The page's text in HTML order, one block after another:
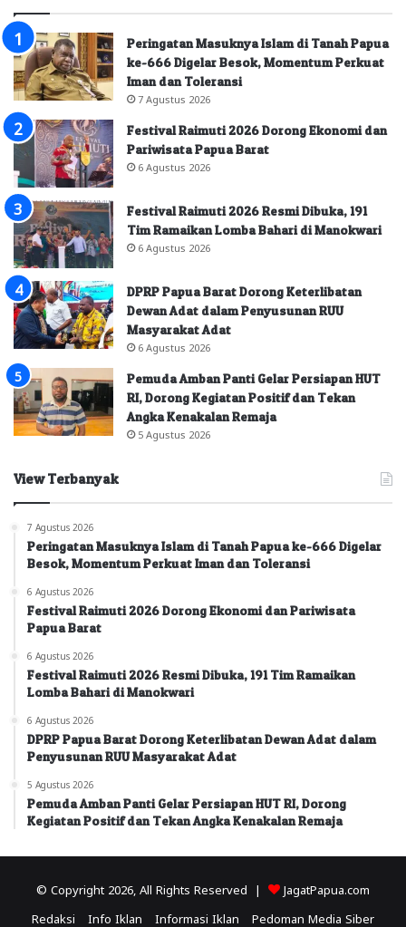
Peringatan Masuknya Islam di Tanah Papua
ke-666 Digelar Besok, Momentum Perkuat
Iman dan Toleransi
7 Agustus 2026
Festival Raimuti 2026 Dorong Ekonomi dan
Pariwisata Papua Barat
6 Agustus 2026
Festival Raimuti 2026 Resmi Dibuka, 191
Tim Ramaikan Lomba Bahari di Manokwari
6 Agustus 2026
DPRP Papua Barat Dorong Keterlibatan
Dewan Adat dalam Penyusunan RUU
Masyarakat Adat
6 Agustus 2026
Pemuda Amban Panti Gelar Persiapan HUT
RI, Dorong Kegiatan Positif dan Tekan
Angka Kenakalan Remaja
5 Agustus 2026
View Terbanyak
7 Agustus 2026
Peringatan Masuknya Islam di Tanah Papua ke-666 Digelar
Besok, Momentum Perkuat Iman dan Toleransi
6 Agustus 2026
Festival Raimuti 2026 Dorong Ekonomi dan Pariwisata
Papua Barat
6 Agustus 2026
Festival Raimuti 2026 Resmi Dibuka, 191 Tim Ramaikan
Lomba Bahari di Manokwari
6 Agustus 2026
DPRP Papua Barat Dorong Keterlibatan Dewan Adat dalam
Penyusunan RUU Masyarakat Adat
5 Agustus 2026
Pemuda Amban Panti Gelar Persiapan HUT RI, Dorong
Kegiatan Positif dan Tekan Angka Kenakalan Remaja
© Copyright 2026, All Rights Reserved | JagatPapua.com
Redaksi Info Iklan Informasi Iklan Pedoman Media Siber